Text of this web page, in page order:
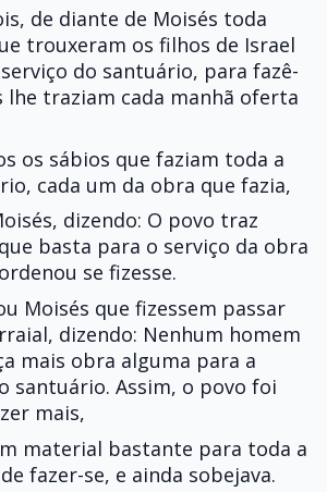
de diante de Moisés toda
trouxeram os filhos de Israel
do santuário, para fazê-
lhe traziam cada manhã oferta
os sábios que faziam toda a
cada um da obra que fazia,
dizendo: O povo traz
basta para o serviço da obra
se fizesse.
Moisés que fizessem passar
dizendo: Nenhum homem
mais obra alguma para a
santuário. Assim, o povo foi
mais,
material bastante para toda a
fazer-se, e ainda sobejava.